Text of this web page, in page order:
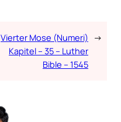
Vierter Mose (Numeri)
Kapitel – 35 – Luther
Bible – 1545
→